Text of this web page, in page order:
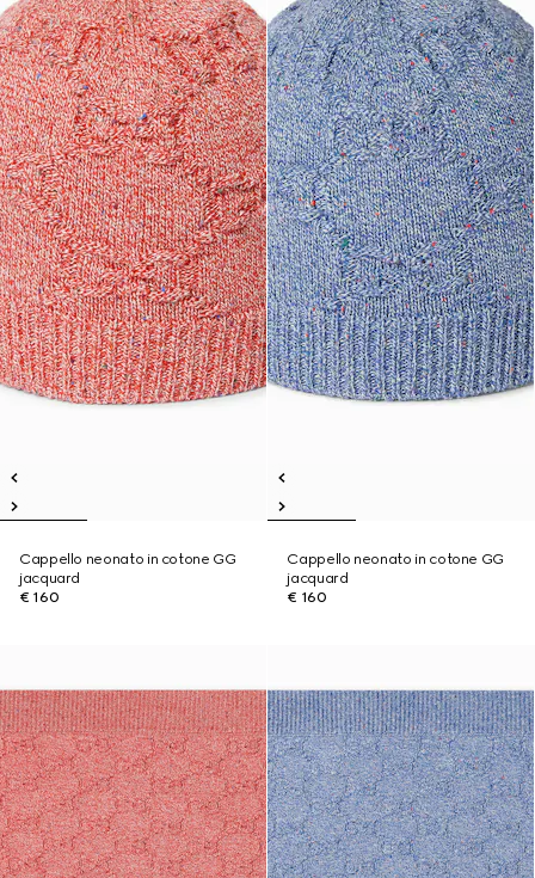
Cappello neonato in cotone GG
jacquard
€ 160
Cappello neonato in cotone GG
jacquard
€ 160